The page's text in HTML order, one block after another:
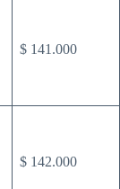
$ 141.000
$ 142.000